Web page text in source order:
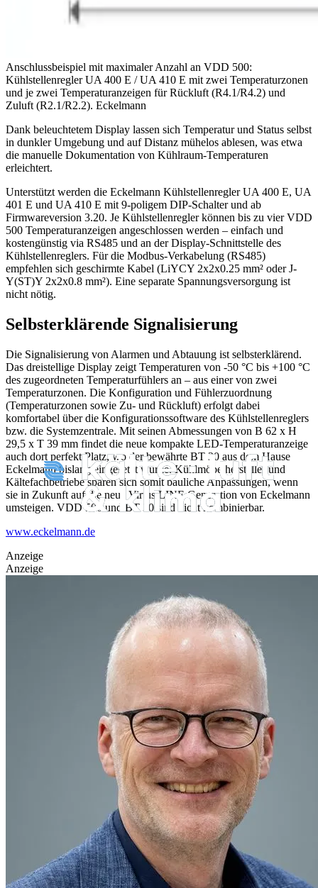
Anschlussbeispiel mit maximaler Anzahl an VDD 500:
Kühlstellenregler UA 400 E / UA 410 E mit zwei Temperaturzonen
und je zwei Temperaturanzeigen für Rückluft (R4.1/R4.2) und
Zuluft (R2.1/R2.2). Eckelmann
Dank beleuchtetem Display lassen sich Temperatur und Status selbst
in dunkler Umgebung und auf Distanz mühelos ablesen, was etwa
die manuelle Dokumentation von Kühlraum-Temperaturen
erleichtert.
Unterstützt werden die Eckelmann Kühlstellenregler UA 400 E, UA
401 E und UA 410 E mit 9-poligem DIP-Schalterund ab
Firmwareversion 3.20. Je Kühlstellenregler können bis zu vier VDD
500 Temperaturanzeigen angeschlossen werden – einfach und
kostengünstig via RS485 und an der Display-Schnittstelle des
Kühlstellenreglers. Für die Modbus-Verkabelung (RS485)
empfehlen sich geschirmte Kabel (LiYCY 2x2x0.25 mm² oder J-
Y(ST)Y 2x2x0.8 mm²). Eine separate Spannungsversorgung ist
nicht nötig.
Selbsterklärende Signalisierung
Die Signalisierung von Alarmen und Abtauung ist selbsterklärend.
Das dreistellige Display zeigt Temperaturen von -50 °C bis +100 °C
des zugeordneten Temperaturfühlers an – aus einer von zwei
Temperaturzonen. Die Konfiguration und Fühlerzuordnung
(Temperaturzonen sowie Zu- und Rückluft) erfolgt dabei
komfortabel über die Konfigurationssoftware des Kühlstellenreglers
bzw. die Systemzentrale. Mit seinen Abmessungen von B 62 x H
29,5 x T 39 mm findet die neue kompakte LED-Temperaturanzeige
auch dort perfekt Platz, wo der bewährte BT 30 aus dem Hause
Eckelmann bislang eingesetzt wurde. Kühlmöbelhersteller und
Kältefachbetriebe sparen sich somit bauliche Anpassungen, wenn
sie in Zukunft auf die neue Virtus LINE Generation von Eckelmann
umsteigen. VDD 500 und BT 30 sind nicht kombinierbar.
www.eckelmann.de
Anzeige
Anzeige